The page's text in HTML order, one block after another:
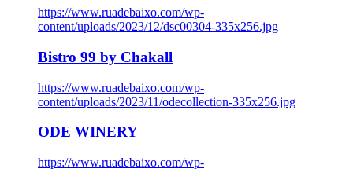
https://www.ruadebaixo.com/wp-
content/uploads/2023/12/dsc00304-335x256.jpg
Bistro 99 by Chakall
https://www.ruadebaixo.com/wp-
content/uploads/2023/11/odecollection-335x256.jpg
ODE WINERY
https://www.ruadebaixo.com/wp-